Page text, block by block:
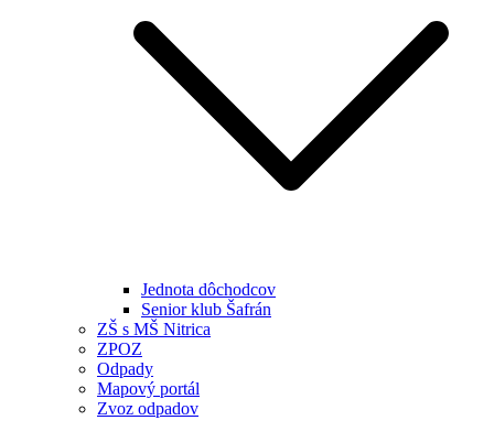
Jednota dôchodcov
Senior klub Šafrán
ZŠ s MŠ Nitrica
ZPOZ
Odpady
Mapový portál
Zvoz odpadov